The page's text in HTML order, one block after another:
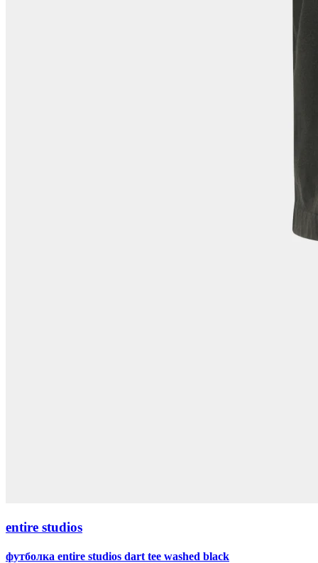
entire studios
футболка entire studios dart tee washed black